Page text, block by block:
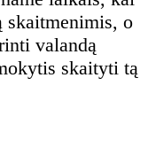
kada
skaitmenimis, o
valandą
skaityti tą